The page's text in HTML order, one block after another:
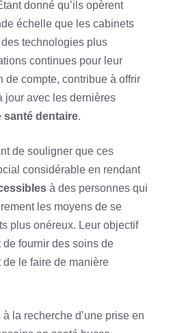
donné qu’ils opèrent
échelle que les cabinets
technologies plus
continues pour leur
de compte, contribue à offrir
jour avec les dernières
santé dentaire.
de souligner que ces
considérable en rendant
à des personnes qui
les moyens de se
plus onéreux. Leur objectif
fournir des soins de
le faire de manière
la recherche d’une prise en